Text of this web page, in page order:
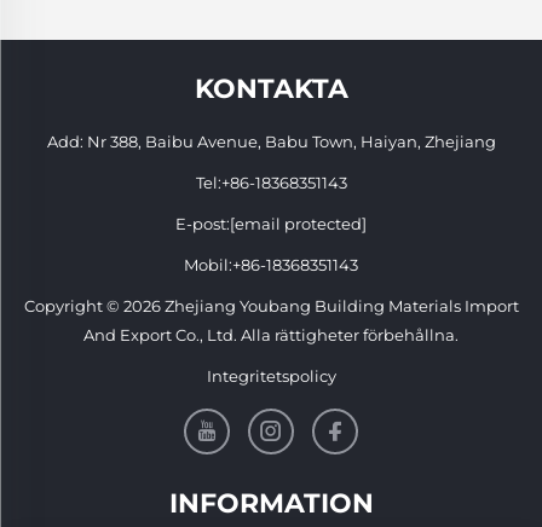
KONTAKTA
Add: Nr 388, Baibu Avenue, Babu Town, Haiyan, Zhejiang
Tel:+86-18368351143
E-post:[email protected]
Mobil:+86-18368351143
Copyright © 2026 Zhejiang Youbang Building Materials Import
And Export Co., Ltd. Alla rättigheter förbehållna.
Integritetspolicy
INFORMATION